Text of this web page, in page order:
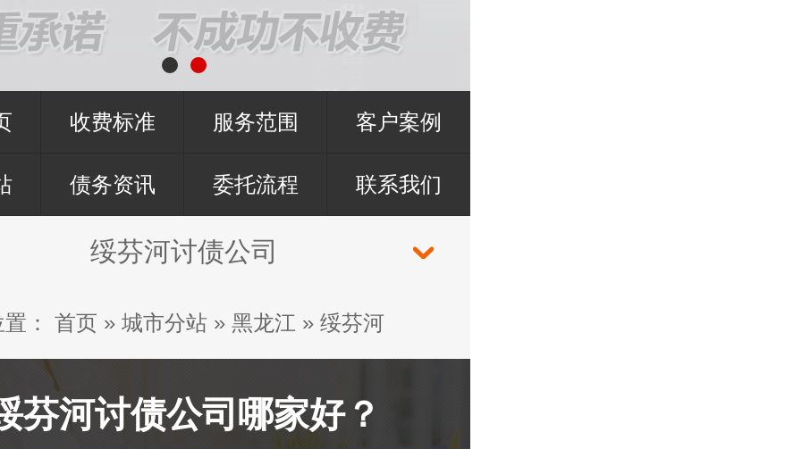
收费标准 服务范围 客户案例
债务资讯 委托流程 联系我们
绥芬河讨债公司
： 首页 » 城市分站 » 黑龙江 » 绥芬河
芬河讨债公司哪家好？